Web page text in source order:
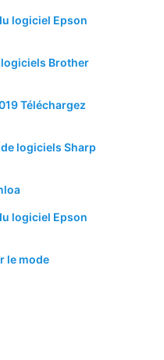
logiciel Epson
Brother
Téléchargez
logiciels Sharp
logiciel Epson
le mode